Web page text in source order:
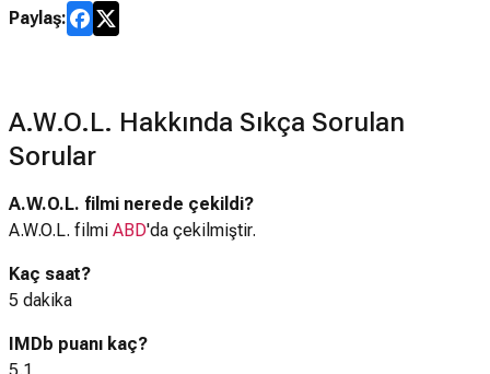
Paylaş:
A.W.O.L. Hakkında Sıkça Sorulan
Sorular
A.W.O.L. filmi nerede çekildi?
A.W.O.L. filmi ABD'da çekilmiştir.
Kaç saat?
5 dakika
IMDb puanı kaç?